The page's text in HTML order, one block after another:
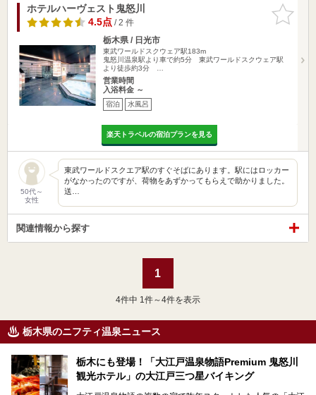
お気に入
りに追加
ホテルハーヴェスト鬼怒川
4.5点/ 2 件
栃木県 / 日光市
東武ワールドスクウェア駅183m
鬼怒川温泉駅より車で約5分 東武ワールドスクウェア駅
より徒歩約3分 …
営業時間
入浴料金 ～
宿泊 水風呂
楽天トラベルの宿泊プランを見る
50代～
女性
東武ワールドスクエア駅のすぐそばにあります。駅にはロッカー
がなかったのですが、荷物をあずかってもらえで助かりました。
送…
関連情報から探す
1
4件中 1件～4件を表示
栃木県のニフティ温泉ニュース
栃木にも登場！「大江戸温泉物語Premium 鬼怒川
観光ホテル」の大江戸三つ星バイキング